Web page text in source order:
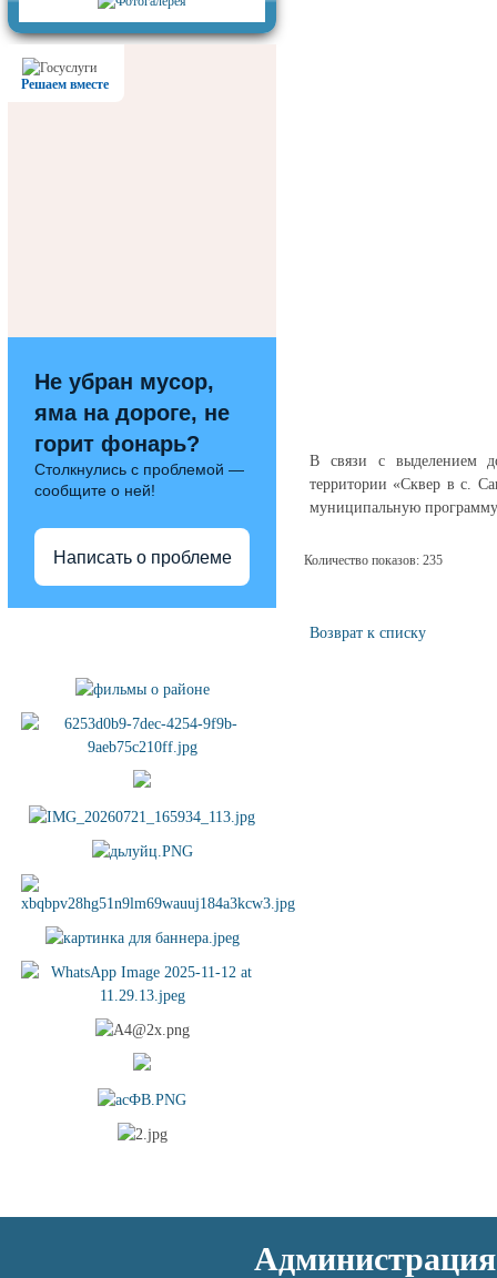
Решаем вместе
Не убран мусор,
яма на дороге, не
горит фонарь?
Столкнулись с проблемой —
сообщите о ней!
Написать о проблеме
В связи с выделением
территории «Сквер в с.
муниципальную
Количество показов: 235
Возврат к списку
Администрация